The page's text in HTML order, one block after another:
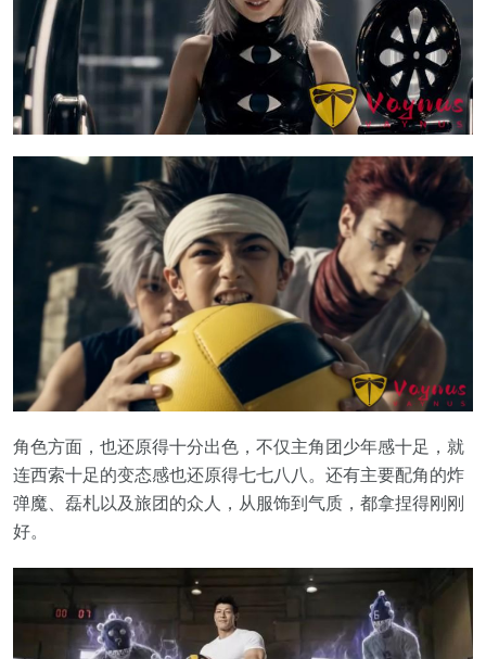
角色方面，也还原得十分出色，不仅主角团少年感十足，就
连西索十足的变态感也还原得七七八八。还有主要配角的炸
弹魔、磊札以及旅团的众人，从服饰到气质，都拿捏得刚刚
好。